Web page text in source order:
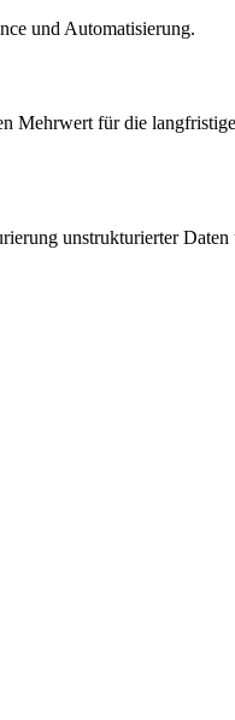
und Automatisierung.
Mehrwert für die
unstrukturierter